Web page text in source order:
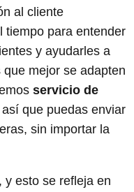
al cliente
tiempo para entender
y ayudarles a
mejor se adapten
servicio de
que puedas enviar
sin importar la
y esto se refleja en